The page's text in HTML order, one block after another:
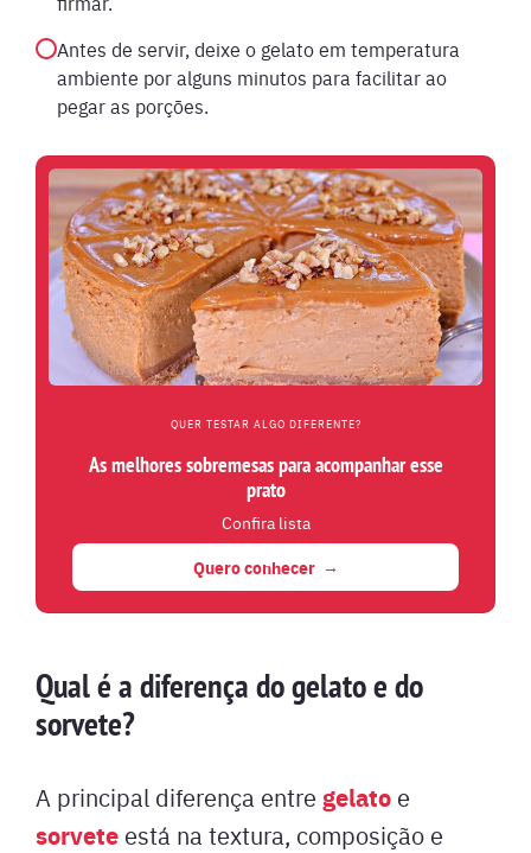
Antes de servir, deixe o gelato em temperatura
ambiente por alguns minutos para facilitar ao
pegar as porções.
QUER TESTAR ALGO DIFERENTE?
As melhores sobremesas para acompanhar esse
prato
Confira lista
Quero conhecer
Qual é a diferença do gelato e do
sorvete?
A principal diferença entre gelato e
sorvete está na textura, composição e